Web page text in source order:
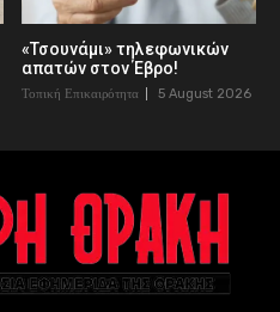
«Τσουνάμι» τηλεφωνικών
απατών στον Έβρο!
Τοπική Επικαιρότητα 5 August 2026